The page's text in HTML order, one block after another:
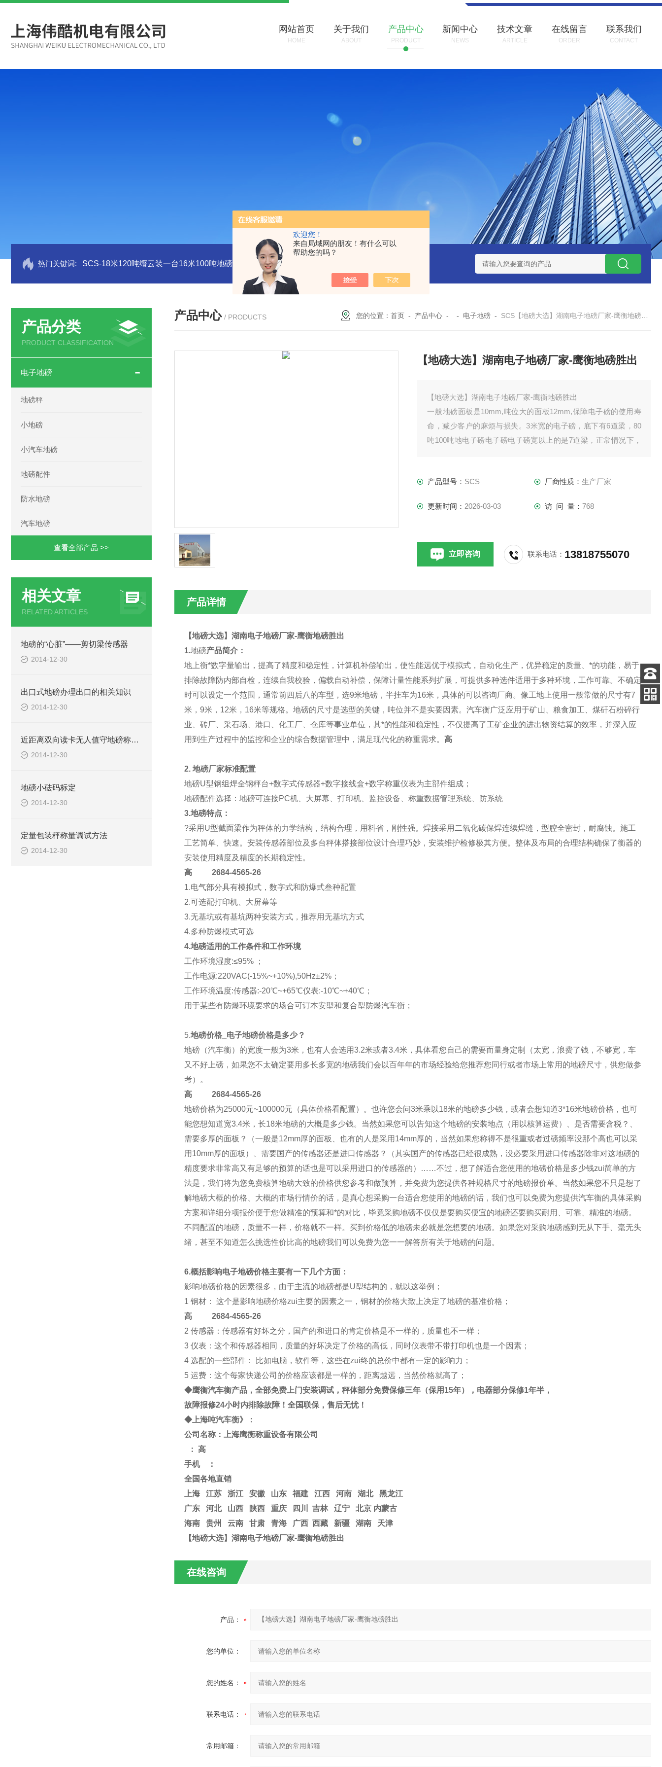
欢迎您！
来自局域网的朋友！有什么可以
帮助您的吗？
网站首页
HOME
关于我们
ABOUT
产品中心
PRODUCT
新闻中心
NEWS
技术文章
ARTICLE
在线留言
ORDER
联系我们
CONTACT
热门关键词: SCS-18米120吨缙云装一台16米100吨地磅多少钱？ SCS-18米120吨温岭装一台16米100吨地磅多少钱？ SCS-18米120吨玉环装一台16米100吨地磅多少钱？
产品分类
PRODUCT CLASSIFICATION
电子地磅
地磅秤
小地磅
小汽车地磅
地磅配件
防水地磅
汽车地磅
查看全部产品 >>
相关文章
RELATED ARTICLES
地磅的“心脏”——剪切梁传感器
2014-12-30
出口式地磅办理出口的相关知识
2014-12-30
近距离双向读卡无人值守地磅称重系统报价清单
2014-12-30
地磅小砝码标定
2014-12-30
定量包装秤称量调试方法
2014-12-30
产品中心 / PRODUCTS 您的位置：首页 - 产品中心 - - 电子地磅 - SCS【地磅大选】湖南电子地磅厂家-鹰衡地磅胜出
【地磅大选】湖南电子地磅厂家-鹰衡地磅胜出
【地磅大选】湖南电子地磅厂家-鹰衡地磅胜出
一般地磅面板是10mm,吨位大的面板12mm,保障电子磅的使用寿
命，减少客户的麻烦与损失。3米宽的电子磅，底下有6道梁，80
吨100吨地电子磅电子磅电子磅宽以上的是7道梁，正常情况下，
产品型号： SCS 厂商性质： 生产厂家
更新时间： 2026-03-03 访 问 量： 768
立即咨询 联系电话： 13818755070
产品详情
【地磅大选】湖南电子地磅厂家-鹰衡地磅胜出
1.地磅产品简介：
地上衡*数字量输出，提高了精度和稳定性，计算机补偿输出，使性能远优于模拟式，自动化生产，优异稳定的质量、*的功能，易于
排除故障防内部自检，连续自我校验，偏载自动补偿，保障计量性能系列扩展，可提供多种选件适用于多种环境，工作可靠。不确定
时可以设定一个范围，通常前四后八的车型，选9米地磅，半挂车为16米，具体的可以咨询厂商。像工地上使用一般常做的尺寸有7
米，9米，12米，16米等规格。地磅的尺寸是选型的关键，吨位并不是实要因素。 汽车衡广泛应用于矿山、粮食加工、煤矸石粉碎行
业、砖厂、采石场、港口、化工厂、仓库等事业单位，其*的性能和稳定性，不仅提高了工矿企业的进出物资结算的效率，并深入应
用到生产过程中的监控和企业的综合数据管理中，满足现代化的称重需求。 高
2. 地磅厂家标准配置
地磅U型钢组焊全钢秤台+数字式传感器+数字接线盒+数字称重仪表为主部件组成；
地磅配件选择：地磅可连接PC机、大屏幕、打印机、监控设备、称重数据管理系统、防系统
3.地磅特点：
?采用U型截面梁作为秤体的力学结构，结构合理，用料省，刚性强。焊接采用二氧化碳保焊连续焊缝，型腔全密封，耐腐蚀。施工
工艺简单、快速。安装传感器部位及多台秤体搭接部位设计合理巧妙，安装维护检修极其方便。整体及布局的合理结构确保了衡器的
安装使用精度及精度的长期稳定性。
高2684-4565-26
1.电气部分具有模拟式，数字式和防爆式叁种配置
2.可选配打印机、大屏幕等
3.无基坑或有基坑两种安装方式，推荐用无基坑方式
4.多种防爆模式可选
4.地磅适用的工作条件和工作环境
工作环境湿度:≤95% ；
工作电源:220VAC(-15%~+10%),50Hz±2%；
工作环境温度:传感器:-20℃~+65℃仪表:-10℃~+40℃；
用于某些有防爆环境要求的场合可订本安型和复合型防爆汽车衡；
5.地磅价格_电子地磅价格是多少？
地磅（汽车衡）的宽度一般为3米，也有人会选用3.2米或者3.4米，具体看您自己的需要而量身定制（太宽，浪费了钱，不够宽，车
又不好上磅，如果您不太确定要用多长多宽的地磅我们会以百年年的市场经验给您推荐您同行或者市场上常用的地磅尺寸，供您做参
考）。
高2684-4565-26
地磅价格为25000元~100000元（具体价格看配置）。也许您会问3米乘以18米的地磅多少钱，或者会想知道3*16米地磅价格，也可
能您想知道宽3.4米，长18米地磅的大概是多少钱。当然如果您可以告知这个地磅的安装地点（用以核算运费）、是否需要含税？、
需要多厚的面板？（一般是12mm厚的面板、也有的人是采用14mm厚的，当然如果您称得不是很重或者过磅频率没那个高也可以采
用10mm厚的面板）、需要国产的传感器还是进口传感器？（其实国产的传感器已经很成熟，没必要采用进口传感器除非对这地磅的
精度要求非常高又有足够的预算的话也是可以采用进口的传感器的）……不过，想了解适合您使用的地磅价格是多少钱zui简单的方
法是，我们将为您免费核算地磅大致的价格供您参考和做预算，并免费为您提供各种规格尺寸的地磅报价单。当然如果您不只是想了
解地磅大概的价格、大概的市场行情价的话，是真心想采购一台适合您使用的地磅的话，我们也可以免费为您提供汽车衡的具体采购
方案和详细分项报价便于您做精准的预算和*的对比，毕竟采购地磅不仅仅是要购买便宜的地磅还要购买耐用、可靠、精准的地磅。
不同配置的地磅，质量不一样，价格就不一样。买到价格低的地磅未必就是您想要的地磅。如果您对采购地磅感到无从下手、毫无头
绪，甚至不知道怎么挑选性价比高的地磅我们可以免费为您一一解答所有关于地磅的问题。
6.概括影响电子地磅价格主要有一下几个方面：
影响地磅价格的因素很多，由于主流的地磅都是U型结构的，就以这举例；
1 钢材： 这个是影响地磅价格zui主要的因素之一，钢材的价格大致上决定了地磅的基准价格；
高2684-4565-26
2 传感器：传感器有好坏之分，国产的和进口的肯定价格是不一样的，质量也不一样；
3 仪表：这个和传感器相同，质量的好坏决定了价格的高低，同时仪表带不带打印机也是一个因素；
4 选配的一些部件： 比如电脑，软件等，这些在zui终的总价中都有一定的影响力；
5 运费：这个每家快递公司的价格应该都是一样的，距离越远，当然价格就高了；
◆鹰衡汽车衡产品，全部免费上门安装调试，秤体部分免费保修三年（保用15年），电器部分保修1年半，
故障报修24小时内排除故障！全国联保，售后无忧！
◆上海吨汽车衡》：
公司名称：上海鹰衡称重设备有限公司
： 高
手机
：
全国各地直销
上海
江苏 浙江
安徽 山东 福建 江西 河南 湖北 黑龙江
广东 河北 山西 陕西 重庆 四川 吉林 辽宁 北京 内蒙古
海南 贵州 云南 甘肃 青海 广西 西藏 新疆 湖南 天津
【地磅大选】湖南电子地磅厂家-鹰衡地磅胜出
在线咨询
产品：
您的单位：
您的姓名：
联系电话：
常用邮箱：
客服
电话